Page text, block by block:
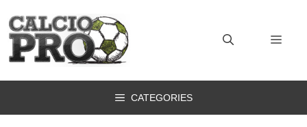
contenuto
CATEGORIES